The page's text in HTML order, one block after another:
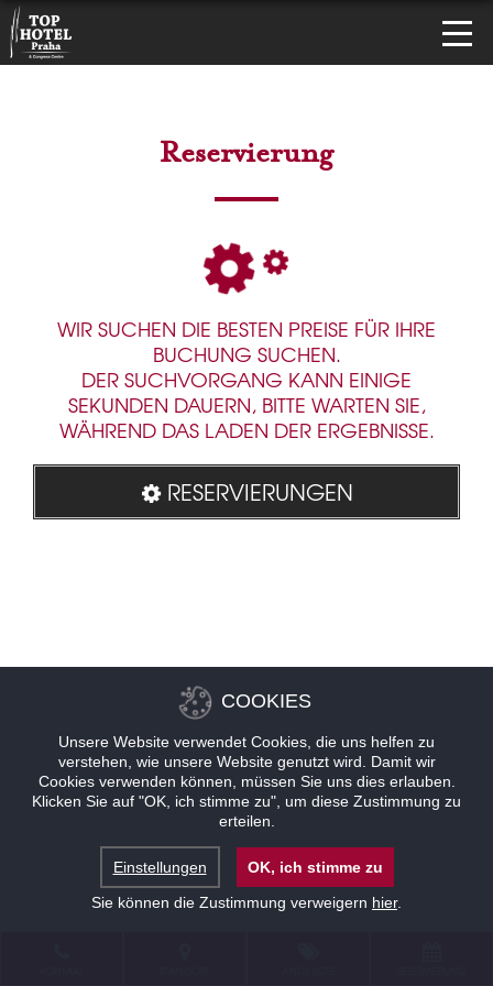
Reservierung
WIR SUCHEN DIE BESTEN PREISE FÜR IHRE
BUCHUNG SUCHEN.
DER SUCHVORGANG KANN EINIGE
SEKUNDEN DAUERN, BITTE WARTEN SIE,
WÄHREND DAS LADEN DER ERGEBNISSE.
RESERVIERUNGEN
COOKIES
Unsere Website verwendet Cookies, die uns helfen zu
verstehen, wie unsere Website genutzt wird. Damit wir
Cookies verwenden können, müssen Sie uns dies erlauben.
Klicken Sie auf "OK, ich stimme zu", um diese Zustimmung zu
erteilen.
Einstellungen
OK, ich stimme zu
Sie können die Zustimmung verweigern hier.